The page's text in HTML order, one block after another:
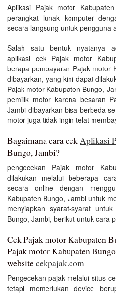
Aplikasi Pajak motor
perangkat lunak komputer
secara langsung untuk pengguna
Salah satu bentuk nyatanya
aplikasi cek Pajak motor
berapa pembayaran Pajak motor
dibayarkan, yang kini dapat
Pajak motor Kabupaten Bungo,
pemilik motor karena besaran
Jambi dibayarkan bisa berbeda
motor juga tidak ingin telat
Bagaimana cara cekAplikasi
Bungo, Jambi?
pengecekan Pajak motor
dilakukan melalui beberapa
secara online dengan
Kabupaten Bungo, Jambi untuk
menyiapkan syarat-syarat
Bungo, Jambi, berikut untuk cara
Cek Pajak motor Kabupaten
Pajak motor Kabupaten
websitecekpajak.com
Pengecekan pajak melalui situs
tetapi memerlukan device